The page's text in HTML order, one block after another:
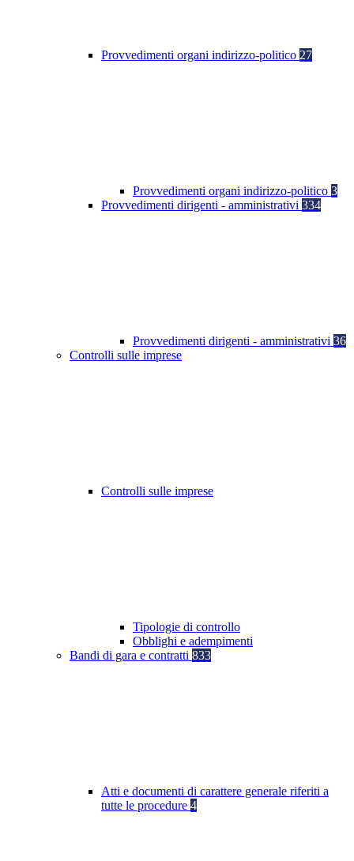
Provvedimenti organi indirizzo-politico 27
Provvedimenti organi indirizzo-politico 3
Provvedimenti dirigenti - amministrativi 334
Provvedimenti dirigenti - amministrativi 36
Controlli sulle imprese
Controlli sulle imprese
Tipologie di controllo
Obblighi e adempimenti
Bandi di gara e contratti 833
Atti e documenti di carattere generale riferiti a
tutte le procedure 4